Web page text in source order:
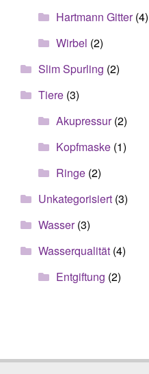
Hartmann Gitter(4)
Wirbel (2)
Slim Spurling (2)
Tiere(3)
Akupressur(2)
Kopfmaske(1)
Ringe(2)
Unkategorisiert(3)
Wasser(3)
Wasserqualität(4)
Entgiftung (2)